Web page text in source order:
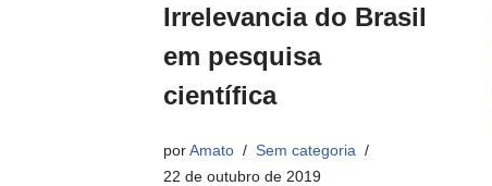
Irrelevancia do Brasil
em pesquisa
científica
porAmato
Sem categoria
22 de outubro de 2019